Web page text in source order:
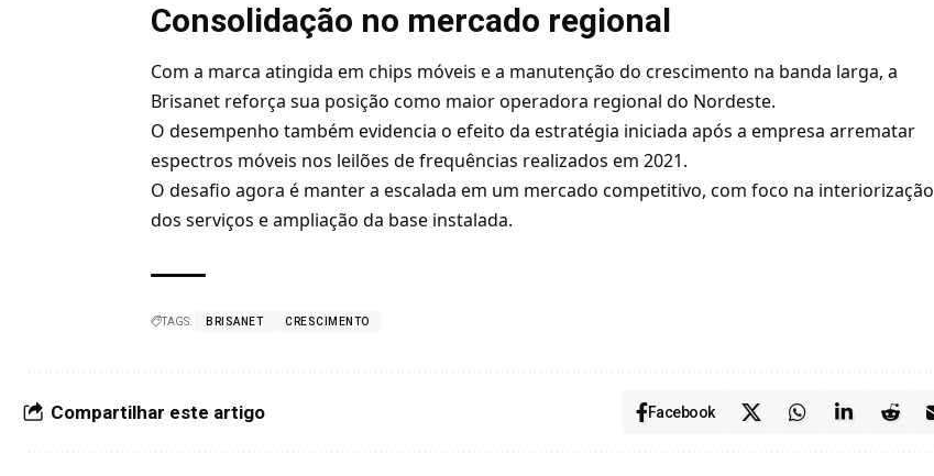
Consolidação no mercado regional
Com a marca atingida em chips móveis e a manutenção do crescimento na banda larga, a
Brisanet reforça sua posição como maior operadora regional do Nordeste.
O desempenho também evidencia o efeito da estratégia iniciada após a empresa arrematar
espectros móveis nos leilões de frequências realizados em 2021.
O desafio agora é manter a escalada em um mercado competitivo, com foco na interiorização
dos serviços e ampliação da base instalada.
TAGS: BRISANET CRESCIMENTO
Compartilhar este artigo Facebook